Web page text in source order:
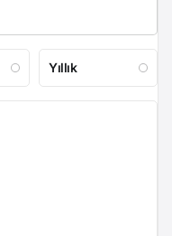
Yıllık